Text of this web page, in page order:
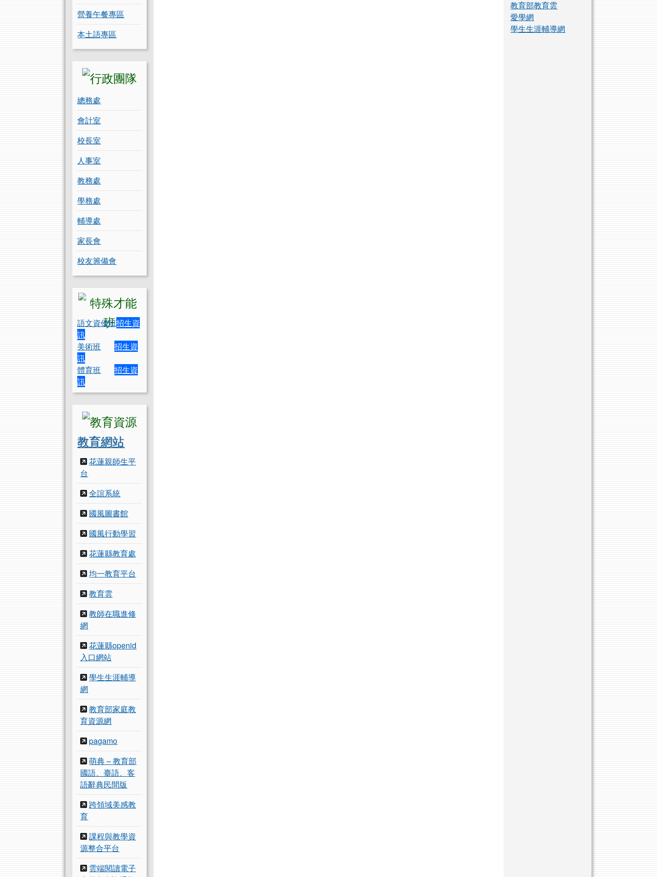
營養午餐專區
本土語專區
總務處
會計室
校長室
人事室
教務處
學務處
輔導處
家長會
校友籌備會
語文資優班招生資
訊
美術班
招生資
訊
體育班
招生資
訊
教育網站
花蓮親師生平
台
全誼系統
國風圖書館
國風行動學習
花蓮縣教育處
均一教育平台
教育雲
教師在職進修
網
花蓮縣openid
入口網站
學生生涯輔導
網
教育部家庭教
育資源網
pagamo
萌典 – 教育部
國語、臺語、客
語辭典民間版
跨領域美感教
育
課程與教學資
源整合平台
雲端閱讀電子
教育部教育雲
愛學網
學生生涯輔導網